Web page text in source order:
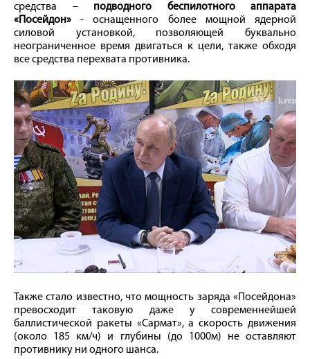
средства – подводного беспилотного аппарата
«Посейдон» - оснащенного более мощной ядерной
силовой установкой, позволяющей буквально
неограниченное время двигаться к цели, также обходя
все средства перехвата противника.
Также стало известно, что мощность заряда «Посейдона»
превосходит таковую даже у современнейшей
баллистической ракеты «Сармат», а скорость движения
(около 185 км/ч) и глубины (до 1000м) не оставляют
противнику ни одного шанса.